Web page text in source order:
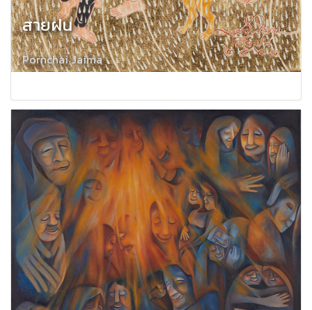
สายฝน
Pornchai Jaima